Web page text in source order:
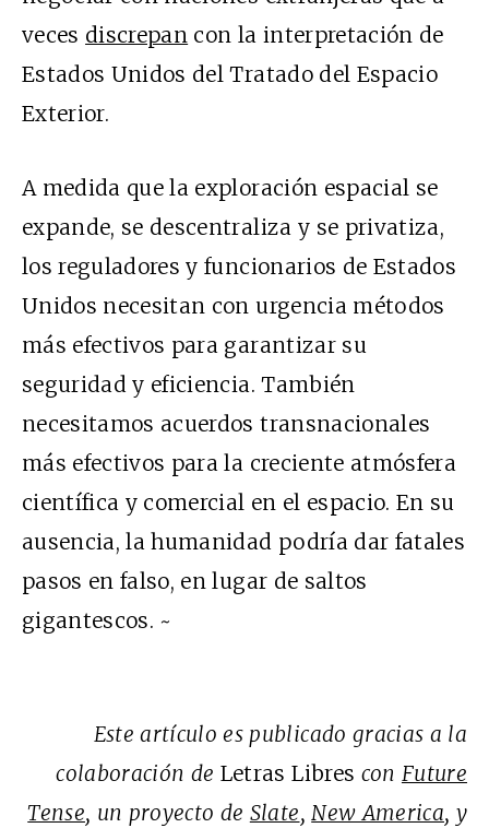
veces discrepan con la interpretación de
Estados Unidos del Tratado del Espacio
Exterior.
A medida que la exploración espacial se
expande, se descentraliza y se privatiza,
los reguladores y funcionarios de Estados
Unidos necesitan con urgencia métodos
más efectivos para garantizar su
seguridad y eficiencia. También
necesitamos acuerdos transnacionales
más efectivos para la creciente atmósfera
científica y comercial en el espacio. En su
ausencia, la humanidad podría dar fatales
pasos en falso, en lugar de saltos
gigantescos. ~
Este artículo es publicado gracias a la
colaboración de Letras Libres con Future
Tense, un proyecto de Slate,New America, y